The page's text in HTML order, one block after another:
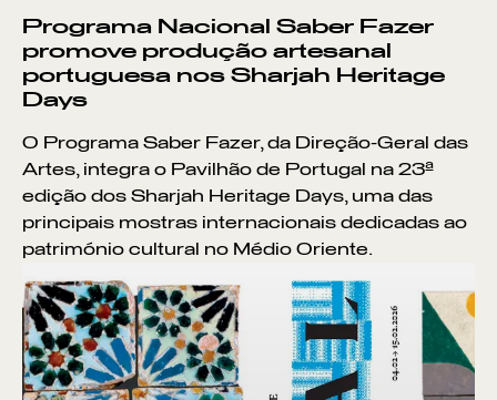
VER POR:
Programa Nacional Saber Fazer
promove produção artesanal
portuguesa nos Sharjah Heritage
Days
O Programa Saber Fazer, da Direção-Geral das
Artes, integra o Pavilhão de Portugal na 23ª
edição dos Sharjah Heritage Days, uma das
principais mostras internacionais dedicadas ao
património cultural no Médio Oriente.